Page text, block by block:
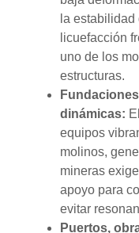
la
licuefacción
uno de los
estructuras.
dinámicas:
equipos
molinos,
mineras
apoyo para
evitar
Puertos,